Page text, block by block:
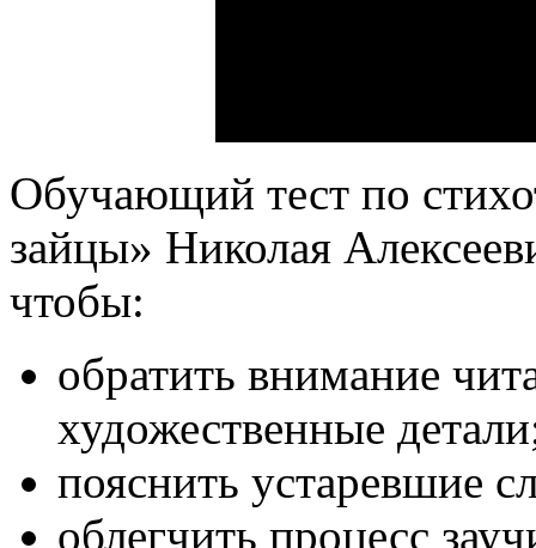
Обучающий тест по
зайцы» Николая
чтобы:
обратить внимание
художественные
пояснить устаревшие
облегчить процесс